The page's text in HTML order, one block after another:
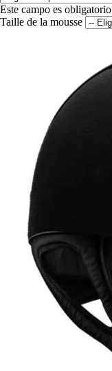
Este campo es obligatorio
Taille de la mousse